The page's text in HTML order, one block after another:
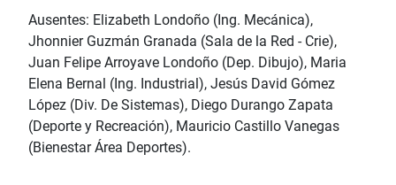
Ausentes: Elizabeth Londoño (Ing. Mecánica),
Jhonnier Guzmán Granada (Sala de la Red - Crie),
Juan Felipe Arroyave Londoño (Dep. Dibujo), Maria
Elena Bernal (Ing. Industrial), Jesús David Gómez
López (Div. De Sistemas), Diego Durango Zapata
(Deporte y Recreación), Mauricio Castillo Vanegas
(Bienestar Área Deportes).